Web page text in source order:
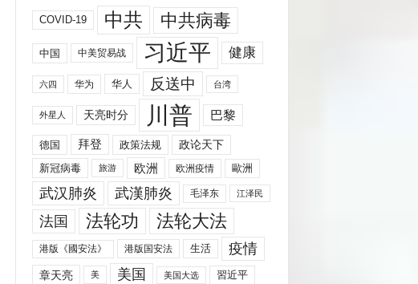
COVID-19 中共 中共病毒
中国 中美贸易战 习近平 健康
六四 华为 华人 反送中 台湾
外星人 天亮时分 川普 巴黎
德国 拜登 政策法规
政论天下
新冠病毒
旅游 欧洲 欧洲疫情 歐洲
武汉肺炎 武漢肺炎 毛泽东 江泽民
法国 法轮功 法轮大法
港版《國安法》 港版国安法 生活 疫情
章天亮 美 美国 美国大选 習近平